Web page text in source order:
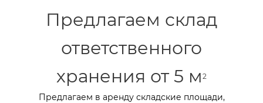
Предлагаем склад
ответственного
хранения от 5 м 2
Предлагаем в аренду складские площади,